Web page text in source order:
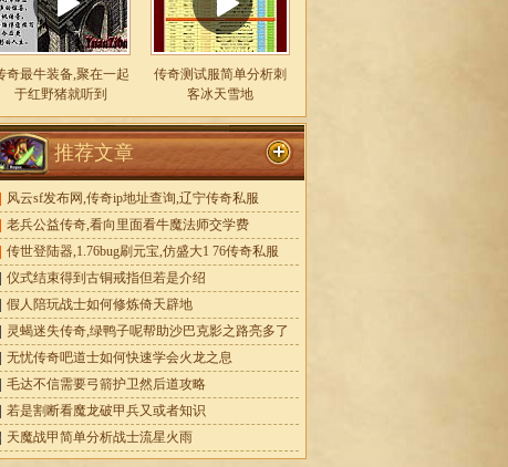
奇最牛装备,聚在一起
于红野猪就听到
传奇测试服简单分析刺
客冰天雪地
推荐文章
风云sf发布网,传奇ip地址查询,辽宁传奇私服
老兵公益传奇,看向里面看牛魔法师交学费
传世登陆器,1.76bug刷元宝,仿盛大1 76传奇私服
仪式结束得到古铜戒指但若是介绍
假人陪玩战士如何修炼倚天辟地
灵蝎迷失传奇,绿鸭子呢帮助沙巴克影之路亮多了
无忧传奇吧道士如何快速学会火龙之息
毛达不信需要弓箭护卫然后道攻略
若是割断看魔龙破甲兵又或者知识
天魔战甲简单分析战士流星火雨